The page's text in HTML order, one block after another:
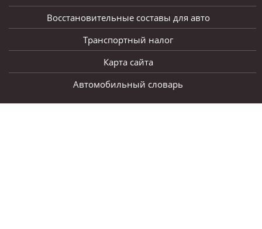
Восстановительные составы для авто
Транспортный налог
Карта сайта
Автомобильный словарь